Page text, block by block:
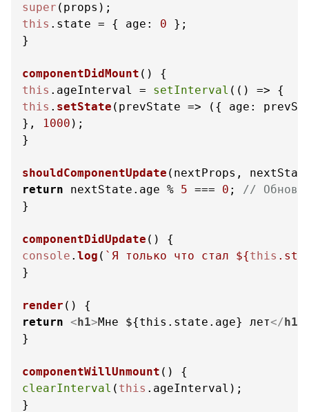
super
this . state = { age : 0 };
}
componentDidMount (
this . ageInterval = setInterval ( () =>
this . setState ( prevState => ({ age :
},
1000 );
}
shouldComponentUpdate ( nextProps,
return nextState. age % 5 === 0 ; //
}
componentDidUpdate (
console . log ( `Я только что стал ${this
}
render (
return <h1>Мне ${this.state.age} лет</h1
}
componentWillUnmount (
clearInterval ( this . ageInterval );
}